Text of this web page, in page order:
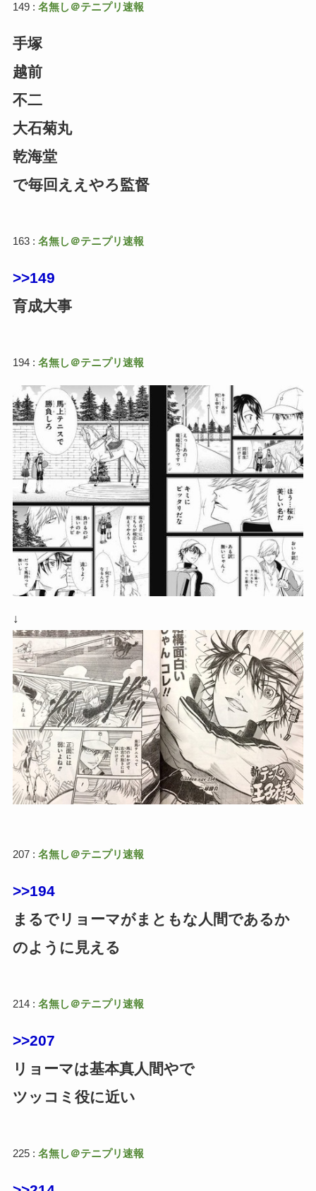
149 : 名無し＠テニプリ速報
手塚
越前
不二
大石菊丸
乾海堂
で毎回ええやろ監督
163 : 名無し＠テニプリ速報
>>149
育成大事
194 : 名無し＠テニプリ速報
↓
207 : 名無し＠テニプリ速報
>>194
まるでリョーマがまともな人間であるか
のように見える
214 : 名無し＠テニプリ速報
>>207
リョーマは基本真人間やで
ツッコミ役に近い
225 : 名無し＠テニプリ速報